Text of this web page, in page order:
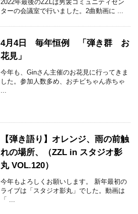
2022年最後のZZLは男衾コミュニティセン
ターの会議室で行いました。2曲動画に ...
4月4日 毎年恒例 「弾き群 お
花見」
今年も、Ginさん主催のお花見に行ってきま
した。参加人数多め、おチビちゃん赤ちゃ
...
【弾き語り】オレンジ、雨の前触
れの場所、（ZZL in スタジオ影
丸 VOL.120）
今年もよろしくお願いします。 新年最初の
ライブは「スタジオ影丸」でした。動画は
「 ...